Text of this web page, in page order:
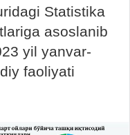
Statistika
asoslanib
yil yanvar-
faoliyati